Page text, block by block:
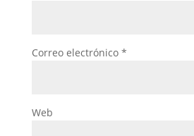
Correo electrónico *
Web